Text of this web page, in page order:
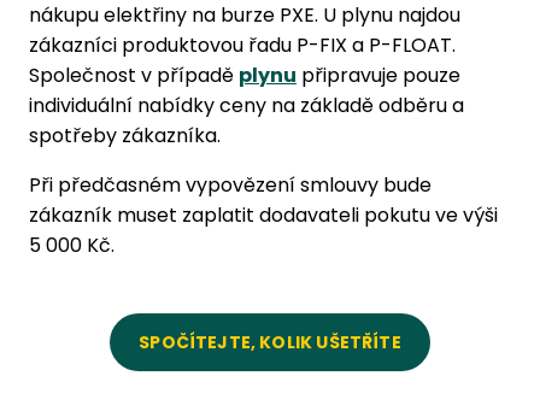
nákupu elektřiny na burze PXE. U plynu najdou
zákazníci produktovou řadu P-FIX a P-FLOAT.
Společnost v případě plynu připravuje pouze
individuální nabídky ceny na základě odběru a
spotřeby zákazníka.
Při předčasném vypovězení smlouvy bude
zákazník muset zaplatit dodavateli pokutu ve výši
5 000 Kč.
SPOČÍTEJTE, KOLIK UŠETŘÍTE